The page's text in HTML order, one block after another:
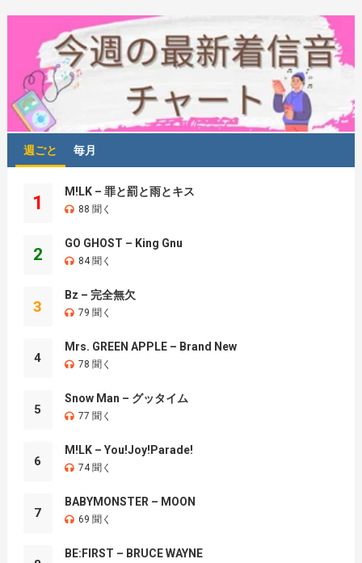
週ごと 毎月
1
M!LK – 罪と罰と雨とキス
88 聞く
2
GO GHOST – King Gnu
84 聞く
3
Bz – 完全無欠
79 聞く
4
Mrs. GREEN APPLE – Brand New
78 聞く
5
Snow Man – グッタイム
77 聞く
6
M!LK – You!Joy!Parade!
74 聞く
7
BABYMONSTER – MOON
69 聞く
BE:FIRST – BRUCE WAYNE